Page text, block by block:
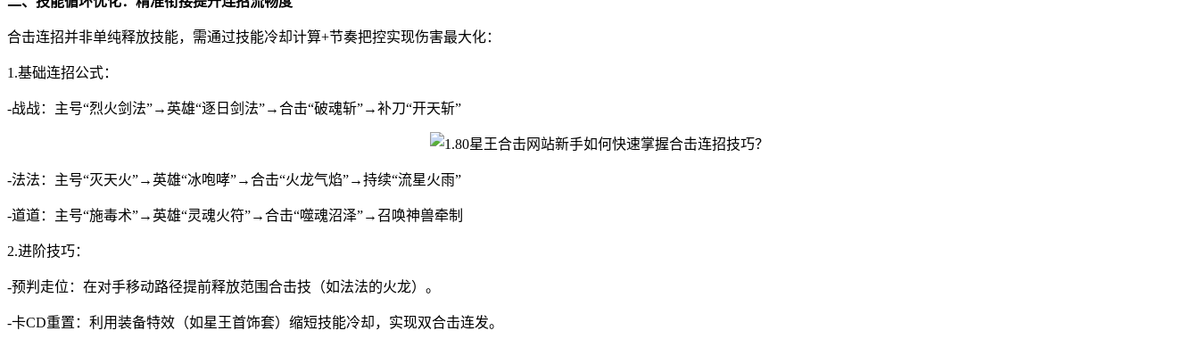
合击连招并非单纯释放技能，需通过技能冷却计算+节奏把控实现伤害最大化：
1.基础连招公式：
-战战：主号“烈火剑法”→英雄“逐日剑法”→合击“破魂斩”→补刀“开天斩”
-法法：主号“灭天火”→英雄“冰咆哮”→合击“火龙气焰”→持续“流星火雨”
-道道：主号“施毒术”→英雄“灵魂火符”→合击“噬魂沼泽”→召唤神兽牵制
2.进阶技巧：
-预判走位：在对手移动路径提前释放范围合击技（如法法的火龙）。
-卡CD重置：利用装备特效（如星王首饰套）缩短技能冷却，实现双合击连发。